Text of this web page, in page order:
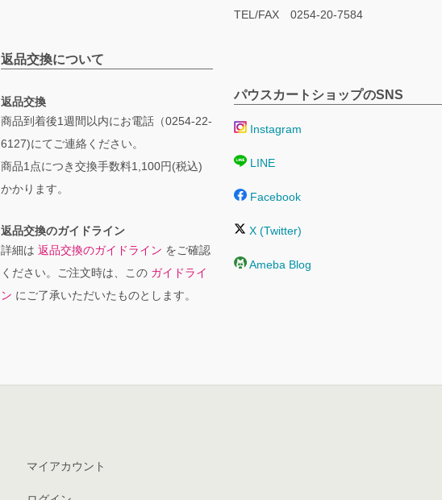
TEL/FAX 0254-20-7584
返品交換について
返品交換
商品到着後1週間以内にお電話（0254-22-
6127)にてご連絡ください。
商品1点につき交換手数料1,100円(税込)
かかります。
返品交換のガイドライン
詳細は 返品交換のガイドライン をご確認
ください。ご注文時は、この ガイドライ
ン にご了承いただいたものとします。
パウスカートショップのSNS
Instagram
LINE
Facebook
X (Twitter)
Ameba Blog
マイアカウント